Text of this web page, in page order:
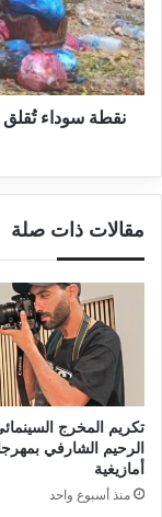
نقطة سوداء تُقلق
مقالات ذات صلة
تكريم المخرج
الرحيم الشارفي
أمازيغية
منذ أسبوع واحد